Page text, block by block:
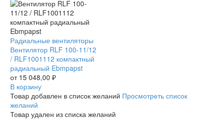
Вентилятор
RLF
100-
11/12
/
RLF1001112
компактный
радиальный
Ebmpapst
Радиальные вентиляторы
Вентилятор RLF 100-11/12
/ RLF1001112 компактный
радиальный Ebmpapst
от 15 048,00 ₽
В корзину
Товар добавлен в список желаний Просмотреть список
желаний
Товар удален из списка желаний